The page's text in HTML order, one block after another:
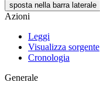
sposta nella barra laterale
Azioni
Leggi
Visualizza sorgente
Cronologia
Generale